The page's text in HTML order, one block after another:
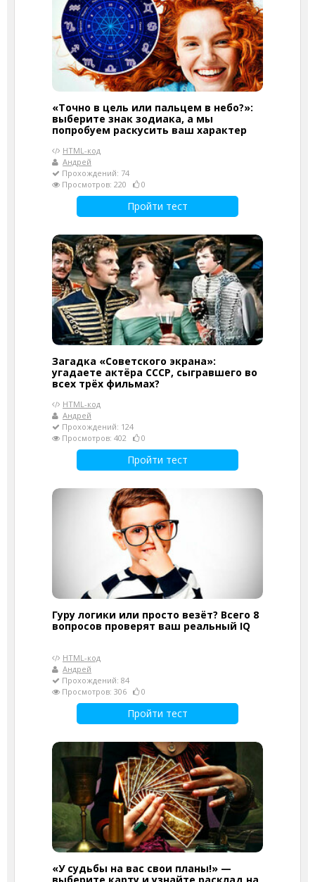
«Точно в цель или пальцем в небо?»:
выберите знак зодиака, а мы
попробуем раскусить ваш характер
HTML-код
Андрей
Прохождений: 74
Просмотров: 220
0
Пройти тест
Загадка «Советского экрана»:
угадаете актёра СССР, сыгравшего во
всех трёх фильмах?
HTML-код
Андрей
Прохождений: 124
Просмотров: 402
0
Пройти тест
Гуру логики или просто везёт? Всего 8
вопросов проверят ваш реальный IQ
HTML-код
Андрей
Прохождений: 84
Просмотров: 306
0
Пройти тест
«У судьбы на вас свои планы!» —